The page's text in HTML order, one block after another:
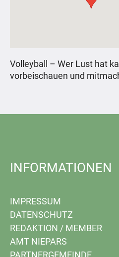
Volleyball – Wer Lust hat
vorbeischauen und
INFORMATIONEN
IMPRESSUM
DATENSCHUTZ
REDAKTION / MEMBER
AMT NIEPARS
PARTNERGEMEINDE